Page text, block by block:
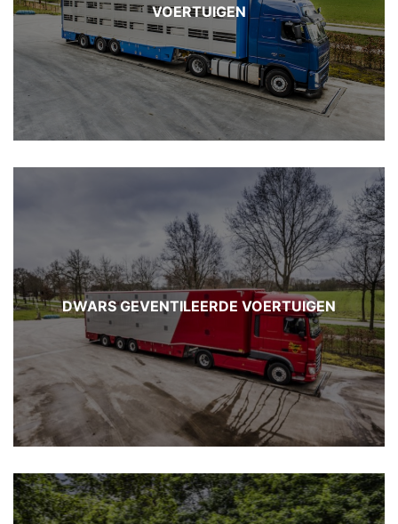
VOERTUIGEN
DWARS GEVENTILEERDE VOERTUIGEN